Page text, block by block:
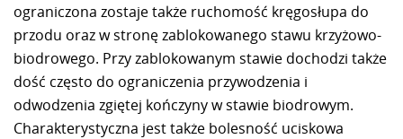
ograniczona zostaje także ruchomość kręgosłupa do
przodu oraz w stronę zablokowanego stawu krzyżowo-
biodrowego. Przy zablokowanym stawie dochodzi także
dość często do ograniczenia przywodzenia i
odwodzenia zgiętej kończyny w stawie biodrowym.
Charakterystyczna jest także bolesność uciskowa